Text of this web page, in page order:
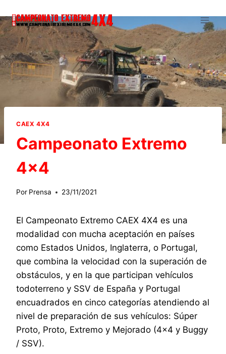
al
contenido
CAEX 4X4
Campeonato Extremo
4×4
Por Prensa 23/11/2021
El Campeonato Extremo CAEX 4X4 es una
modalidad con mucha aceptación en países
como Estados Unidos, Inglaterra, o Portugal,
que combina la velocidad con la superación de
obstáculos, y en la que participan vehículos
todoterreno y SSV de España y Portugal
encuadrados en cinco categorías atendiendo al
nivel de preparación de sus vehículos: Súper
Proto, Proto, Extremo y Mejorado (4×4 y Buggy
/ SSV).